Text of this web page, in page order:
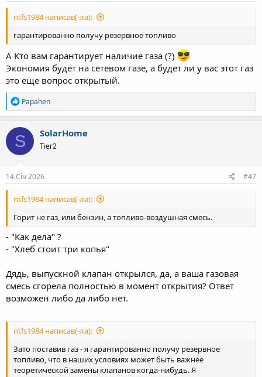
ntfs1984 написав(-ла):
гарантированно получу резервное топливо
А Кто вам гарантирует наличие газа (?)
Экономия будет на сетевом газе, а будет ли у вас этот газ
это еще вопрос открытый.
Р
е
а
к
ц
і
ї
:
Papahen
S SolarHome
Tier2
14 Січ 2026 #47
ntfs1984 написав(-ла):
Горит не газ, или бензин, а топливо-воздушная смесь.
- "Как дела" ?
- "Хлеб стоит три копья"
Дядь, выпускной клапан открылся, да, а ваша газовая
смесь сгорела полностью в момент открытия? Ответ
возможен либо да либо нет.
ntfs1984 написав(-ла):
Зато поставив газ - я гарантированно получу резервное
топливо, что в наших условиях может быть важнее
теоретической замены клапанов когда-нибудь. Я